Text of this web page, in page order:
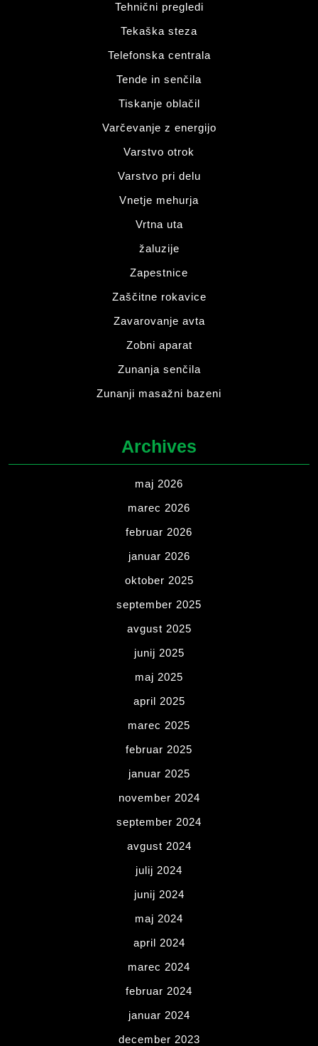
Tehnični pregledi
Tekaška steza
Telefonska centrala
Tende in senčila
Tiskanje oblačil
Varčevanje z energijo
Varstvo otrok
Varstvo pri delu
Vnetje mehurja
Vrtna uta
žaluzije
Zapestnice
Zaščitne rokavice
Zavarovanje avta
Zobni aparat
Zunanja senčila
Zunanji masažni bazeni
Archives
maj 2026
marec 2026
februar 2026
januar 2026
oktober 2025
september 2025
avgust 2025
junij 2025
maj 2025
april 2025
marec 2025
februar 2025
januar 2025
november 2024
september 2024
avgust 2024
julij 2024
junij 2024
maj 2024
april 2024
marec 2024
februar 2024
januar 2024
december 2023